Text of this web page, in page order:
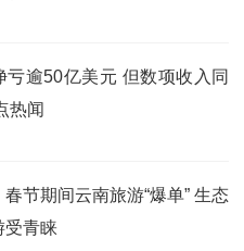
亏逾50亿美元 但数项收入同
热闻
节期间云南旅游“爆单” 生态
受青睐